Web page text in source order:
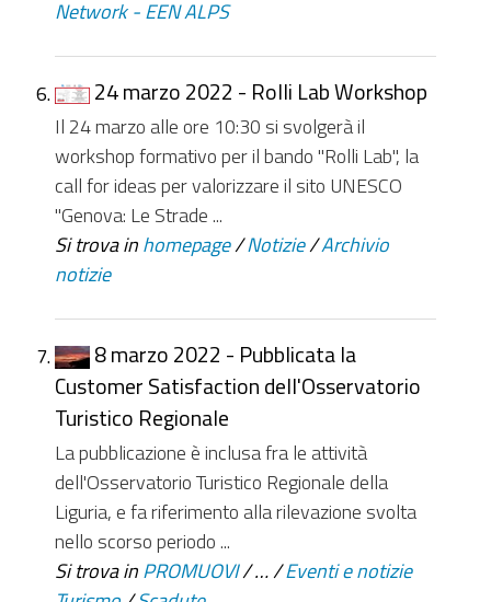
Network - EEN ALPS
24 marzo 2022 - Rolli Lab Workshop
Il 24 marzo alle ore 10:30 si svolgerà il
workshop formativo per il bando "Rolli Lab", la
call for ideas per valorizzare il sito UNESCO
"Genova: Le Strade ...
Si trova in homepage /Notizie /Archivio
notizie
8 marzo 2022 - Pubblicata la
Customer Satisfaction dell'Osservatorio
Turistico Regionale
La pubblicazione è inclusa fra le attività
dell'Osservatorio Turistico Regionale della
Liguria, e fa riferimento alla rilevazione svolta
nello scorso periodo ...
Si trova in PROMUOVI / /Eventi e notizie